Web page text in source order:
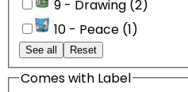
9 - Drawing (2)
10 - Peace (1)
See all Reset
Comes with Label